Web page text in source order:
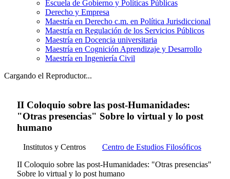
Escuela de Gobierno y Políticas Públicas
Derecho y Empresa
Maestría en Derecho c.m. en Política Jurisdiccional
Maestría en Regulación de los Servicios Públicos
Maestría en Docencia universitaria
Maestría en Cognición Aprendizaje y Desarrollo
Maestría en Ingeniería Civil
Cargando el Reproductor...
II Coloquio sobre las post-Humanidades:
"Otras presencias" Sobre lo virtual y lo post
humano
Institutos y Centros
Centro de Estudios Filosóficos
II Coloquio sobre las post-Humanidades: "Otras presencias"
Sobre lo virtual y lo post humano